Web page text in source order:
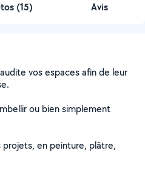
(15) Avis
vos espaces afin de leur
ou bien simplement
projets, en peinture, plâtre,